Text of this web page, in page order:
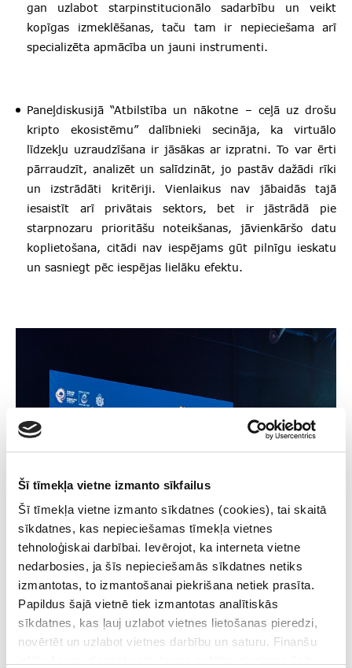
Šī tīmekļa vietne izmanto sīkfailus
Šī tīmekļa vietne izmanto sīkdatnes (cookies), tai skaitā
sīkdatnes, kas nepieciešamas tīmekļa vietnes
tehnoloģiskai darbībai. Ievērojot, ka interneta vietne
nedarbosies, ja šīs nepieciešamās sīkdatnes netiks
izmantotas, to izmantošanai piekrišana netiek prasīta.
Papildus šajā vietnē tiek izmantotas analītiskās
sīkdatnes, kas ļauj uzlabot vietnes lietošanas pieredzi,
novērtēt un uzlabot vietnes darbību un saturu. Finanšu
gan uzlabot starpinstitucionālo sadarbību un veikt
kopīgas izmeklēšanas, taču tam ir nepieciešama arī
specializēta apmācība un jauni instrumenti.
Paneļdiskusijā “Atbilstība un nākotne – ceļā uz drošu
kripto ekosistēmu” dalībnieki secināja, ka virtuālo
līdzekļu uzraudzīšana ir jāsākas ar izpratni. To var ērti
pārraudzīt, analizēt un salīdzināt, jo pastāv dažādi rīki
un izstrādāti kritēriji. Vienlaikus nav jābaidās tajā
iesaistīt arī privātais sektors, bet ir jāstrādā pie
starpnozaru prioritāšu noteikšanas, jāvienkāršo datu
koplietošana, citādi nav iespējams gūt pilnīgu ieskatu
un sasniegt pēc iespējas lielāku efektu.